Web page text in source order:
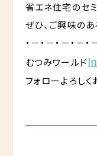
省エネ住宅のセ
ぜひ、ご興味のあ
・－・－・－・－・
むつみワールド
フォローよろしく